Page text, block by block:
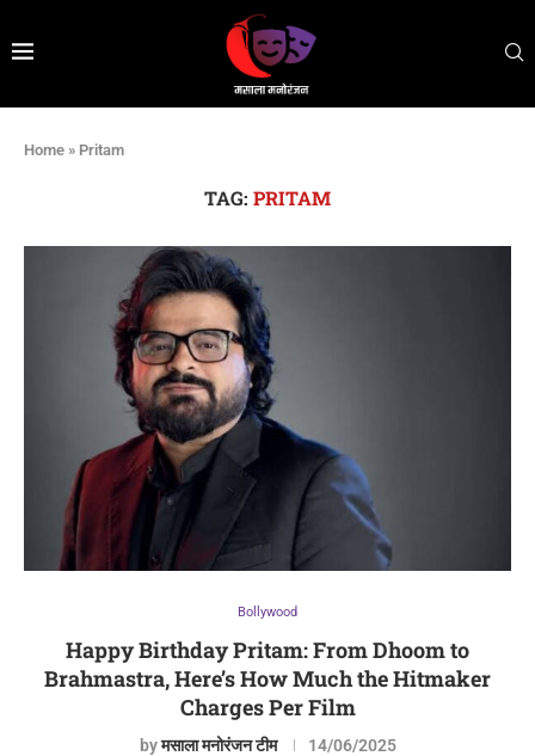
Home » Pritam
TAG: PRITAM
Bollywood
Happy Birthday Pritam: From Dhoom to
Brahmastra, Here’s How Much the Hitmaker
Charges Per Film
byमसाला मनोरंजन टीम 14/06/2025